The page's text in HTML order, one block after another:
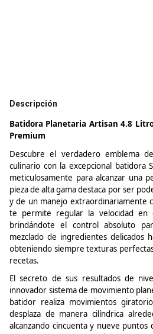
Descripción
Batidora Planetaria Artisan 4.8
Premium
Descubre el verdadero emblema
culinario con la excepcional batidora
meticulosamente para alcanzar una
pieza de alta gama destaca por ser
y de un manejo extraordinariamente
te permite regular la velocidad en
brindándote el control absoluto
mezclado de ingredientes delicados
obteniendo siempre texturas
recetas.
El secreto de sus resultados de
innovador sistema de movimiento
batidor realiza movimientos
desplaza de manera cilíndrica
alcanzando cincuenta y nueve